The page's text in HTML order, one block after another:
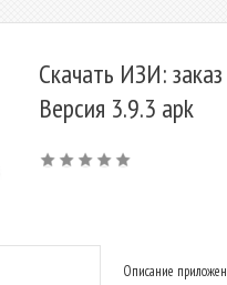
Скачать ИЗИ:
Версия 3.9.3 apk
Описание